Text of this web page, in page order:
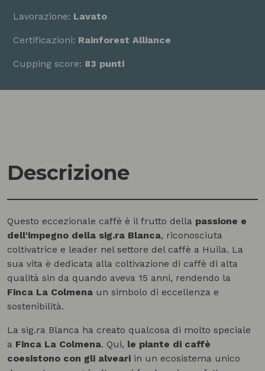
Lavorazione: Lavato
Certificazioni: Rainforest Alliance
Cupping score: 83 punti
Descrizione
Questo eccezionale caffè è il frutto della passione e
dell'impegno della sig.ra Blanca, riconosciuta
coltivatrice e leader nel settore del caffè a Huila. La
sua vita è dedicata alla coltivazione di caffè di alta
qualità sin da quando aveva 15 anni, rendendo la
Finca La Colmena un simbolo di eccellenza e
sostenibilità.
La sig.ra Blanca ha creato qualcosa di molto speciale
a Finca La Colmena. Qui, le piante di caffè
coesistono con gli alveari in un ecosistema unico